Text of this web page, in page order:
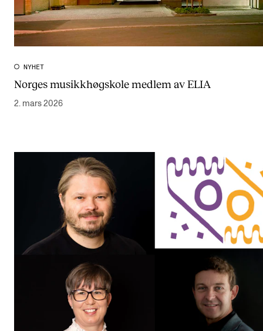
NYHET
Norges musikkhøgskole medlem av ELIA
2. mars 2026